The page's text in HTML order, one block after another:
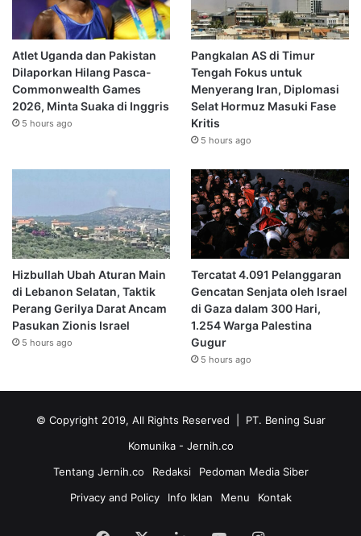
Atlet Uganda dan Pakistan
Dilaporkan Hilang Pasca-
Commonwealth Games
2026, Minta Suaka di Inggris
5 hours ago
Pangkalan AS di Timur
Tengah Fokus untuk
Menyerang Iran, Diplomasi
Selat Hormuz Masuki Fase
Kritis
5 hours ago
Hizbullah Ubah Aturan Main
di Lebanon Selatan, Taktik
Perang Gerilya Darat Ancam
Pasukan Zionis Israel
5 hours ago
Tercatat 4.091 Pelanggaran
Gencatan Senjata oleh Israel
di Gaza dalam 300 Hari,
1.254 Warga Palestina
Gugur
5 hours ago
© Copyright 2019, All Rights Reserved | PT. Bening Suar
Komunika - Jernih.co
Tentang Jernih.co
Redaksi
Pedoman Media Siber
Privacy and Policy
Info Iklan Menu Kontak